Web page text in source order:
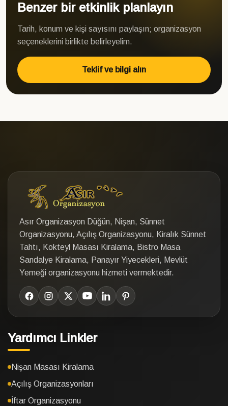
Benzer bir etkinlik planlayın
Tarih, konum ve kişi sayısını paylaşın; organizasyon
seçeneklerini birlikte belirleyelim.
Teklif ve bilgi alın
Asır Organizasyon Düğün, Nişan, Sünnet
Organizasyonu, Açılış Organizasyonu, Kiralık Sünnet
Tahtı, Kokteyl Masası Kiralama, Bistro Masa
Sandalye Kiralama, Panayır Yiyecekleri, Mevlüt
Yemeği organizasyonu hizmeti vermektedir.
Yardımcı Linkler
Nişan Masası Kiralama
Açılış Organizasyonları
İftar Organizasyonu